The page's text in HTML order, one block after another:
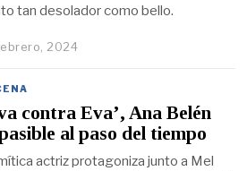
tan desolador como bello.
2024
contra Eva’, Ana Belén
al paso del tiempo
actriz protagoniza junto a Mel